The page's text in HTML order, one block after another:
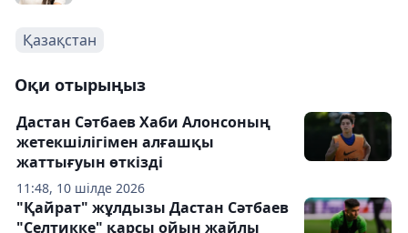
Қазақстан
Оқи отырыңыз
11:48, 10 шілде 2026
Дастан Сәтбаев Хаби Алонсоның
жетекшілігімен алғашқы
жаттығуын өткізді
"Қайрат" жұлдызы Дастан Сәтбаев
"Селтикке" қарсы ойын жайлы